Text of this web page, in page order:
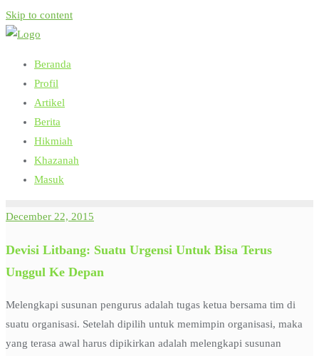
Skip to content
Beranda
Profil
Artikel
Berita
Hikmiah
Khazanah
Masuk
December 22, 2015
Devisi Litbang: Suatu Urgensi Untuk Bisa Terus
Unggul Ke Depan
Melengkapi susunan pengurus adalah tugas ketua bersama tim di
suatu organisasi. Setelah dipilih untuk memimpin organisasi, maka
yang terasa awal harus dipikirkan adalah melengkapi susunan